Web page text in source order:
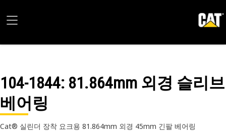
104-1844: 81.864mm 외경 슬리브
베어링
Cat® 실린더 장착 요크용 81.864mm 외경 45mm 긴팔 베어링